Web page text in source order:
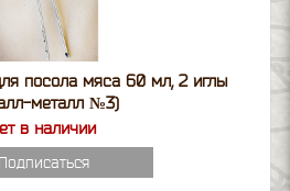
посола мяса 60 мл, 2 иглы
металл №3)
в наличии
Подписаться